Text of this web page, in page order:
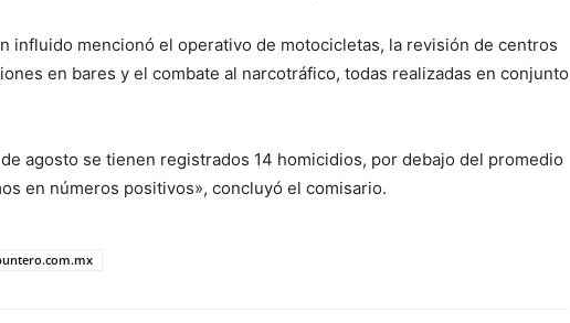
influido mencionó el operativo de motocicletas, la revisión de centros
en bares y el combate al narcotráfico, todas realizadas en conjunto
agosto se tienen registrados 14 homicidios, por debajo del promedio
en números positivos», concluyó el comisario.